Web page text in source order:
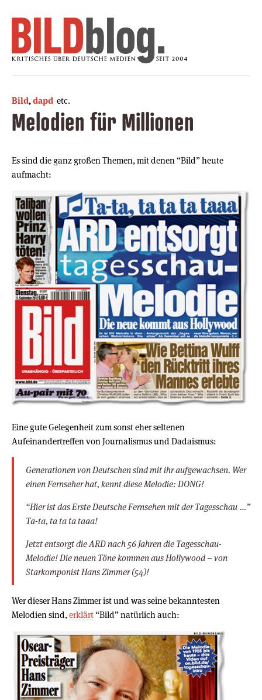
Bild,dapd etc.
Melodien für Millionen
Es sind die ganz großen Themen, mit denen “Bild” heute
aufmacht:
Eine gute Gelegenheit zum sonst eher seltenen
Aufeinandertreffen von Journalismus und Dadaismus:
Generationen von Deutschen sind mit ihr aufgewachsen. Wer
einen Fernseher hat, kennt diese Melodie: DONG!
“Hier ist das Erste Deutsche Fernsehen mit der Tagesschau …”
Ta-ta, ta ta ta taaa!
Jetzt entsorgt die ARD nach 56 Jahren die Tagesschau-
Melodie! Die neuen Töne kommen aus Hollywood – von
Starkomponist Hans Zimmer (54)!
Wer dieser Hans Zimmer ist und was seine bekanntesten
Melodien sind,erklärt “Bild” natürlich auch: